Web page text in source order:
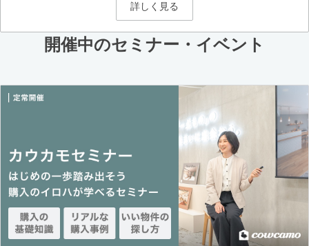
詳しく見る
開催中のセミナー・イベント